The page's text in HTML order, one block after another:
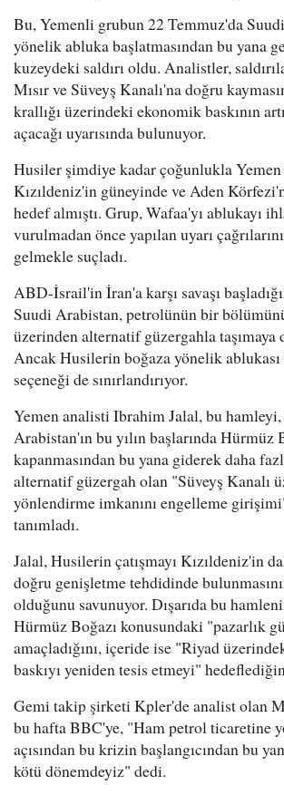
Bu, Yemenli grubun 22 Temmuz'da
yönelik abluka başlatmasından bu yana
kuzeydeki saldırı oldu. Analistler,
Mısır ve Süveyş Kanalı'na doğru
krallığı üzerindeki ekonomik baskının
açacağı uyarısında bulunuyor.
Husiler şimdiye kadar çoğunlukla Yemen
Kızıldeniz'in güneyinde ve Aden
hedef almıştı. Grup, Wafaa'yı ablukayı
vurulmadan önce yapılan uyarı
gelmekle suçladı.
ABD-İsrail'in İran'a karşı savaşı
Suudi Arabistan, petrolünün bir
üzerinden alternatif güzergahla taşımaya
Ancak Husilerin boğaza yönelik ablukası
seçeneği de sınırlandırıyor.
Yemen analisti Ibrahim Jalal, bu
Arabistan'ın bu yılın başlarında Hürmüz
kapanmasından bu yana giderek daha
alternatif güzergah olan "Süveyş Kanalı
yönlendirme imkanını engelleme
tanımladı.
Jalal, Husilerin çatışmayı Kızıldeniz'in
doğru genişletme tehdidinde
olduğunu savunuyor. Dışarıda bu
Hürmüz Boğazı konusundaki "pazarlık
amaçladığını, içeride ise "Riyad
baskıyı yeniden tesis etmeyi"
Gemi takip şirketi Kpler'de analist olan
bu hafta BBC'ye, "Ham petrol ticaretine
açısından bu krizin başlangıcından bu
kötü dönemdeyiz" dedi.